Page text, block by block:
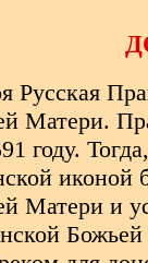
Русская
Матери.
году.
иконой
Матери и